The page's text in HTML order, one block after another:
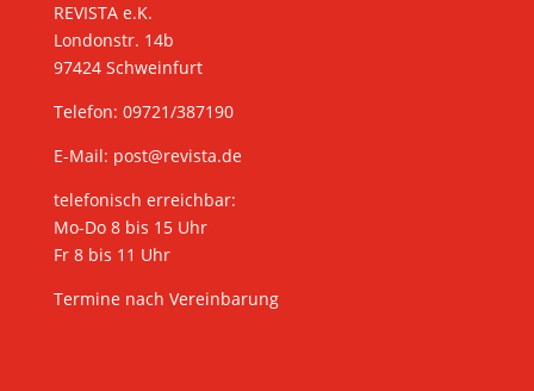
REVISTA e.K.
Londonstr. 14b
97424 Schweinfurt
Telefon: 09721/387190
E-Mail: post@revista.de
telefonisch erreichbar:
Mo-Do 8 bis 15 Uhr
Fr 8 bis 11 Uhr
Termine nach Vereinbarung